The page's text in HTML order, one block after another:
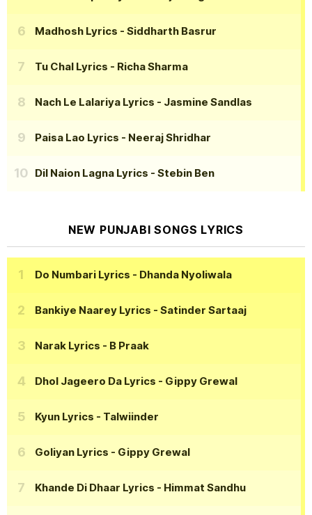
Madhosh Lyrics - Siddharth Basrur
Tu Chal Lyrics - Richa Sharma
Nach Le Lalariya Lyrics - Jasmine Sandlas
Paisa Lao Lyrics - Neeraj Shridhar
Dil Naion Lagna Lyrics - Stebin Ben
NEW PUNJABI SONGS LYRICS
Do Numbari Lyrics - Dhanda Nyoliwala
Bankiye Naarey Lyrics - Satinder Sartaaj
Narak Lyrics - B Praak
Dhol Jageero Da Lyrics - Gippy Grewal
Kyun Lyrics - Talwiinder
Goliyan Lyrics - Gippy Grewal
Khande Di Dhaar Lyrics - Himmat Sandhu